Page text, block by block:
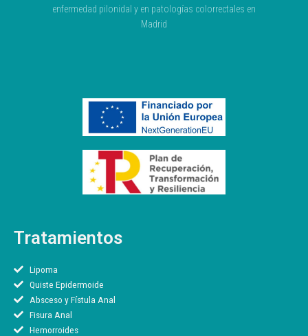
enfermedad pilonidal y en patologías colorrectales en
Madrid
Tratamientos
Lipoma
Quiste Epidermoide
Absceso y Fístula Anal
Fisura Anal
Hemorroides